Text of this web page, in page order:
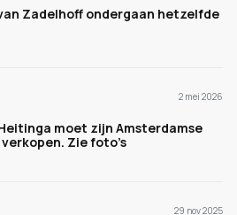
Zadelhoff ondergaan hetzelfde
2 mei 2026
moet zijn Amsterdamse
Zie foto’s
29 nov 2025